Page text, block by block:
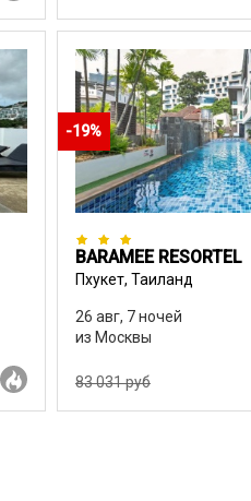
-19%
BARAMEE RESORTEL
Пхукет, Таиланд
26 авг, 7 ночей
из Москвы
83 031 руб